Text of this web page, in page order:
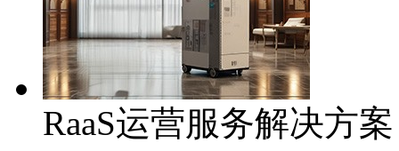
RaaS运营服务解决方案